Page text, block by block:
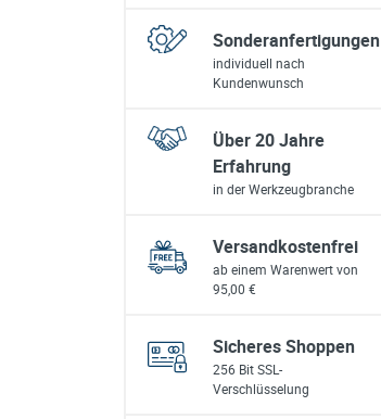
Sonderanfertigungen
individuell nach
Kundenwunsch
Über 20 Jahre
Erfahrung
in der Werkzeugbranche
Versandkostenfrei
ab einem Warenwert von
95,00 €
Sicheres Shoppen
256 Bit SSL-
Verschlüsselung